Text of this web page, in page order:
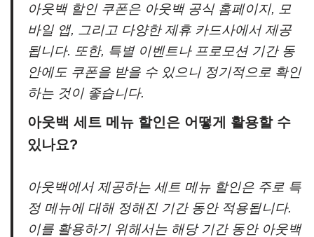
아웃백 할인 쿠폰은 아웃백 공식 홈페이지, 모
바일 앱, 그리고 다양한 제휴 카드사에서 제공
됩니다. 또한, 특별 이벤트나 프로모션 기간 동
안에도 쿠폰을 받을 수 있으니 정기적으로 확인
하는 것이 좋습니다.
아웃백 세트 메뉴 할인은 어떻게 활용할 수
있나요?
아웃백에서 제공하는 세트 메뉴 할인은 주로 특
정 메뉴에 대해 정해진 기간 동안 적용됩니다.
이를 활용하기 위해서는 해당 기간 동안 아웃백